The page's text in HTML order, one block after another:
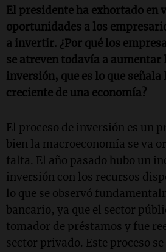
El presidente ha exhortado en
oportunidades a los
a invertir. ¿Por qué los
se atreven todavía a aumentar
inversión, que es lo que señala
creciente de una economía?
El proceso de inversión es un
bien la macroeconomía se va
falta. El año pasado hubo un
inversión con los recursos
lo que se observó
bancario, ya que el sector
tomador de préstamos y fue
sector privado. Este proceso